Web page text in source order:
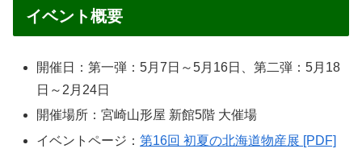
イベント概要
開催日：第一弾：5月7日～5月16日、第二弾：5月18
日～2月24日
開催場所：宮崎山形屋 新館5階 大催場
イベントページ：第16回 初夏の北海道物産展 [PDF]